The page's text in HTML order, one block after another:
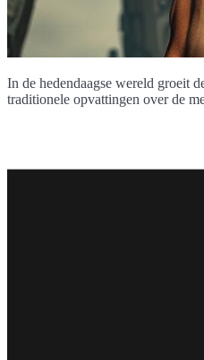
In de hedendaagse wereld groeit
traditionele opvattingen over de